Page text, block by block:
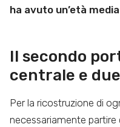
ha avuto un’età
Il secondo
centrale e
Per la ricostruzione di
necessariamente partire